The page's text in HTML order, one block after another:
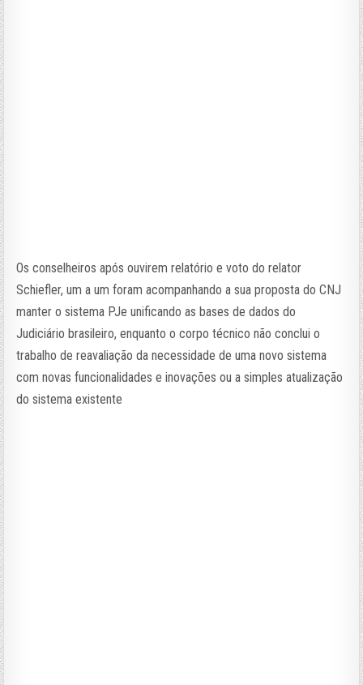
Os conselheiros após ouvirem relatório e voto do relator
Schiefler, um a um foram acompanhando a sua proposta do CNJ
manter o sistema PJe unificando as bases de dados do
Judiciário brasileiro, enquanto o corpo técnico não conclui o
trabalho de reavaliação da necessidade de uma novo sistema
com novas funcionalidades e inovações ou a simples atualização
do sistema existente